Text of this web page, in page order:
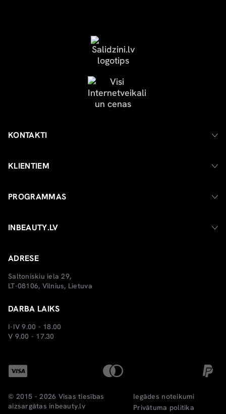
KONTAKTI
KLIENTIEM
PROGRAMMAS
INBEAUTY.LV
ADRESE
Saltoniskiu iela 29,
LT-08106, Vilnius, Lietuva
DARBA LAIKS
I-IV 9.00 - 18.00
V 9.00 - 17.30
© 2015 - 2026 Visas tiesības
aizsargātas inbeauty.lv
Iegādes noteikumi
Privātuma politika